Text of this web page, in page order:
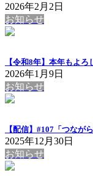
2026年2月2日
お知らせ
【令和8年】本年もよ
2026年1月9日
お知らせ
【配信】#107「つなが
2025年12月30日
お知らせ